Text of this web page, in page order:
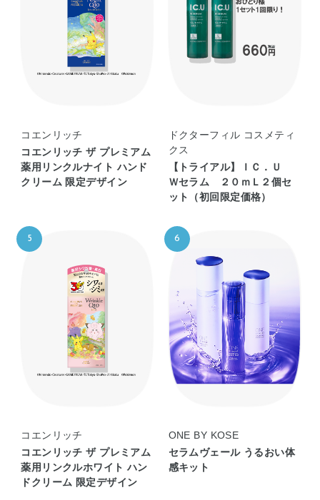
コエンリッチ
コエンリッチ ザ プレミアム
薬用リンクルナイト ハンド
クリーム 限定デザイン
ドクターフィル コスメティ
クス
【トライアル】ＩＣ．Ｕ
Ｗセラム ２０ｍＬ２個セ
ット（初回限定価格）
コエンリッチ
コエンリッチ ザ プレミアム
薬用リンクルホワイト ハン
ドクリーム 限定デザイン
ONE BY KOSE
セラムヴェール うるおい体
感キット